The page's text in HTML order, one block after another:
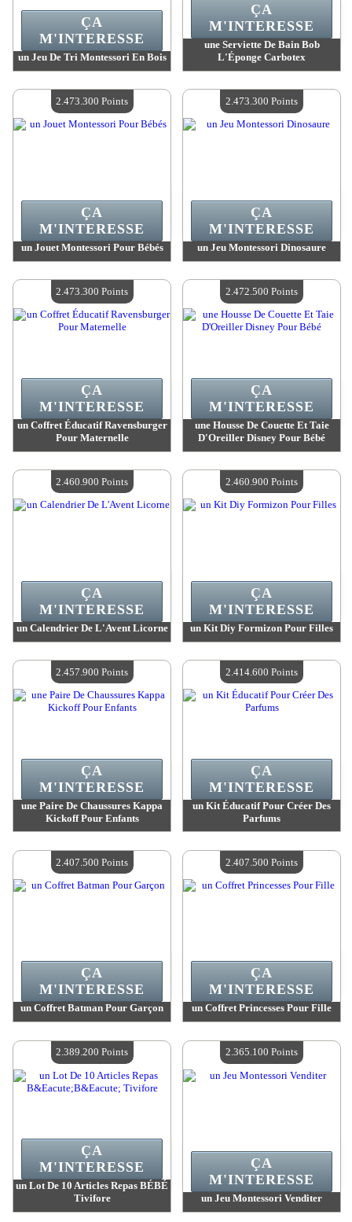
un Jeu De Tri Montessori En Bois
Quantité Disponible :4
ÇA
M'INTERESSE
une Serviette De Bain Bob
L'Éponge Carbotex
Quantité Disponible :4
ÇA
M'INTERESSE
un Jouet Montessori Pour Bébés
Quantité Disponible :4
ÇA
M'INTERESSE
2.473.300 Points
un Jeu Montessori Dinosaure
Quantité Disponible :4
ÇA
M'INTERESSE
2.473.300 Points
un Coffret Éducatif Ravensburger
Pour Maternelle
Quantité Disponible :4
ÇA
M'INTERESSE
2.473.300 Points
une Housse De Couette Et Taie
D'Oreiller Disney Pour Bébé
Quantité Disponible :4
ÇA
M'INTERESSE
2.472.500 Points
un Calendrier De L'Avent Licorne
Quantité Disponible :4
ÇA
M'INTERESSE
2.460.900 Points
un Kit Diy Formizon Pour Filles
Quantité Disponible :4
ÇA
M'INTERESSE
2.460.900 Points
une Paire De Chaussures Kappa
Kickoff Pour Enfants
Quantité Disponible :4
ÇA
M'INTERESSE
2.457.900 Points
un Kit Éducatif Pour Créer Des
Parfums
Quantité Disponible :4
ÇA
M'INTERESSE
2.414.600 Points
un Coffret Batman Pour Garçon
Quantité Disponible :4
ÇA
M'INTERESSE
2.407.500 Points
un Coffret Princesses Pour Fille
Quantité Disponible :4
ÇA
M'INTERESSE
2.407.500 Points
un Lot De 10 Articles Repas BÉBÉ
Tivifore
ÇA
M'INTERESSE
2.389.200 Points
un Jeu Montessori Venditer
ÇA
M'INTERESSE
2.365.100 Points